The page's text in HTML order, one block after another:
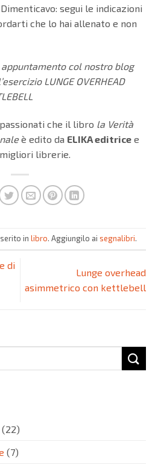
segui le indicazioni
che lo hai allenato e non
col nostro blog
LUNGE OVERHEAD
che il libro la Verità
è edito da ELIKA editrice e
librerie.
in libro. Aggiungilo ai segnalibri.
di
Lunge overhead
asimmetrico con kettlebell
(22)
(7)